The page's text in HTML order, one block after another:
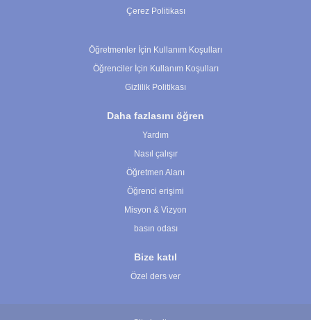
Çerez Politikası
Öğretmenler İçin Kullanım Koşulları
Öğrenciler İçin Kullanım Koşulları
Gizlilik Politikası
Daha fazlasını öğren
Yardım
Nasıl çalışır
Öğretmen Alanı
Öğrenci erişimi
Misyon & Vizyon
basın odası
Bize katıl
Özel ders ver